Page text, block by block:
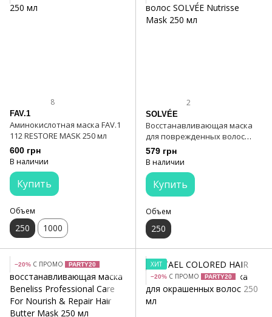
8
FAV.1
Аминокислотная маска FAV.1
112 RESTORE MASK 250 мл
600 грн
В наличии
Купить
Объем
250 1000
2
SOLVÉE
Восстанавливающая маска
для поврежденных волос
SOLVÉE Nutrisse Mask 250 мл
579 грн
В наличии
Купить
Объем
250
−20% С ПРОМО PARTY20 ХИТ
−20% С ПРОМО PARTY20